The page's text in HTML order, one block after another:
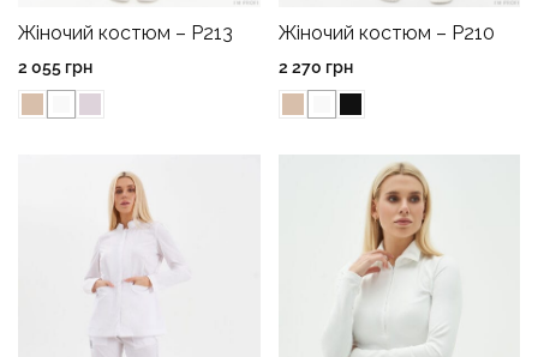
Жіночий костюм – P213
2 055 грн
Жіночий костюм – P210
2 270 грн